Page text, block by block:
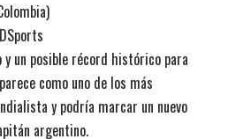
y un posible récord histórico para
como uno de los más
y podría marcar un nuevo
argentino.